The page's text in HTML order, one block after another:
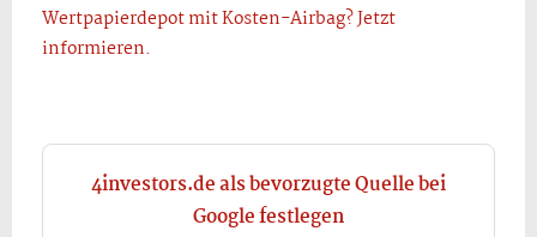
Wertpapierdepot mit Kosten-Airbag? Jetzt
informieren.
4investors.de als bevorzugte Quelle bei
Google festlegen